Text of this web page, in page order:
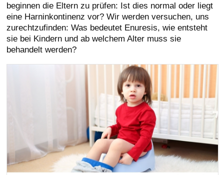
beginnen die Eltern zu prüfen: Ist dies normal oder liegt
eine Harninkontinenz vor? Wir werden versuchen, uns
zurechtzufinden: Was bedeutet Enuresis, wie entsteht
sie bei Kindern und ab welchem Alter muss sie
behandelt werden?